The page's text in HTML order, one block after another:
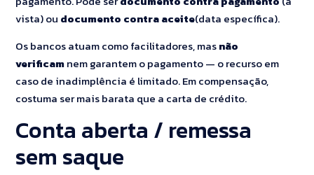
vista) ou documento contra aceite(data específica).
Os bancos atuam como facilitadores, masnão
verificamnem garantem o pagamento — o recurso em
caso de inadimplência é limitado. Em compensação,
costuma ser mais barata que a carta de crédito.
Conta aberta / remessa
sem saque